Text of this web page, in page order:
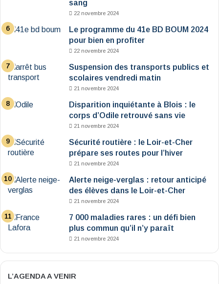
sang
22 novembre 2024
Le programme du 41e BD BOUM 2024
pour bien en profiter
22 novembre 2024
Suspension des transports publics et
scolaires vendredi matin
21 novembre 2024
Disparition inquiétante à Blois : le
corps d’Odile retrouvé sans vie
21 novembre 2024
Sécurité routière : le Loir-et-Cher
prépare ses routes pour l’hiver
21 novembre 2024
Alerte neige-verglas : retour anticipé
des élèves dans le Loir-et-Cher
21 novembre 2024
7 000 maladies rares : un défi bien
plus commun qu’il n’y paraît
21 novembre 2024
L’AGENDA A VENIR